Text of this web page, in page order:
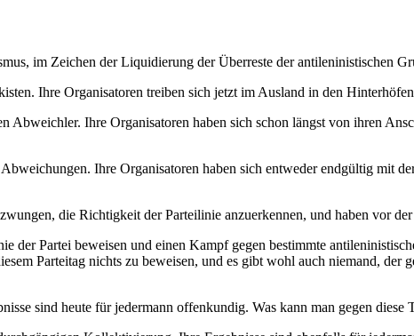
im Zeichen der Liquidierung der Überreste der antileninistischen
Ihre Organisatoren treiben sich jetzt im Ausland in den
Abweichler. Ihre Organisatoren haben sich schon längst von ihren
Ihre Organisatoren haben sich entweder endgültig mit
die Richtigkeit der Parteilinie anzuerkennen, und haben vor
der Partei beweisen und einen Kampf gegen bestimmte
Parteitag nichts zu beweisen, und es gibt wohl auch niemand, der
sind heute für jedermann offenkundig. Was kann man gegen diese